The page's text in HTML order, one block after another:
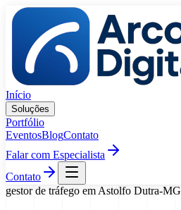
Pular para o conteúdo
Início
Soluções
Portfólio
EventosBlogContato
Falar com Especialista
Contato
gestor de tráfego em Astolfo Dutra-MG